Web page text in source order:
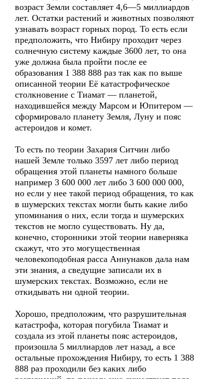
возраст Земли составляет 4,6—5 миллиардов
лет. Остатки растений и животных позволяют
узнавать возраст горных пород. То есть если
предположить, что Нибиру проходит через
солнечную систему каждые 3600 лет, то она
уже должна была пройти после ее
образования 1 388 888 раз так как по выше
описанной теории Её катастрофическое
столкновение с Тиамат — планетой,
находившейся между Марсом и Юпитером —
сформировало планету Земля, Луну и пояс
астероидов и комет.
То есть по теории Захария Ситчин либо
нашей Земле только 3597 лет либо период
обращения этой планеты намного больше
например 3 600 000 лет либо 3 600 000 000,
но если у нее такой период обращения, то как
в шумерских текстах могли быть какие либо
упоминания о них, если тогда и шумерских
текстов не могло существовать. Ну да,
конечно, сторонники этой теории наверняка
скажут, что это могущественная
человекоподобная расса Аннунаков дала нам
эти знания, а сведущие записали их в
шумерских текстах. Возможно, если не
откидывать ни одной теории.
Хорошо, предположим, что разрушительная
катастрофа, которая погубила Тиамат и
создала из этой планеты пояс астероидов,
произошла 5 миллиардов лет назад, а все
остальные прохождения Нибиру, то есть 1 388
888 раз проходили без каких либо